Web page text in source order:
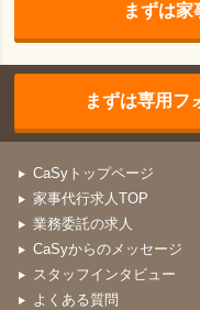
まずは
まずは専用フ
CaSyトップページ
家事代行求人TOP
業務委託の求人
CaSyからのメッセージ
スタッフインタビュー
よくある質問